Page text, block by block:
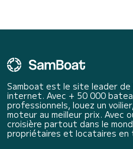
Samboat est le site leader
internet. Avec + 50 000
professionnels, louez un
moteur au meilleur prix. Avec
croisière partout dans le
propriétaires et locataires